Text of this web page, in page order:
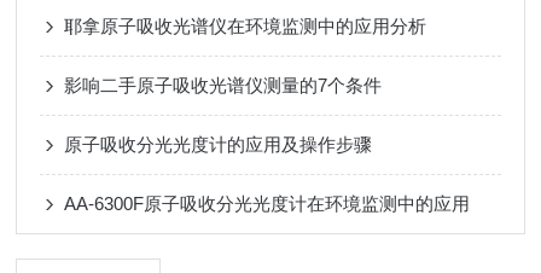
耶拿原子吸收光谱仪在环境监测中的应用分析
影响二手原子吸收光谱仪测量的7个条件
原子吸收分光光度计的应用及操作步骤
AA-6300F原子吸收分光光度计在环境监测中的应用